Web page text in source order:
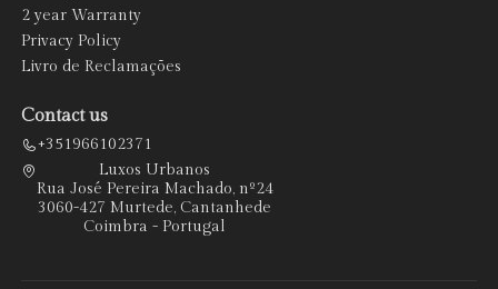
2 year Warranty
Privacy Policy
Livro de Reclamações
Contact us
+351966102371
Luxos Urbanos
Rua José Pereira Machado, nº24
3060-427 Murtede, Cantanhede
Coimbra - Portugal